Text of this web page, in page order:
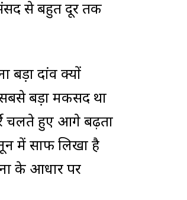
से बहुत दूर तक
दांव क्यों
बड़ा मकसद था
चलते हुए आगे बढ़ता
में साफ लिखा है
के आधार पर